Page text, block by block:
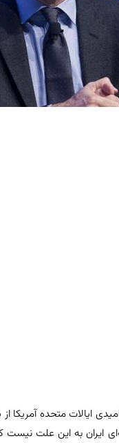
ایالات متحده آمریکا
ایران به این علت نیست